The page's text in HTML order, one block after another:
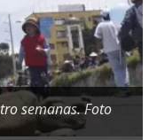
semanas. Foto